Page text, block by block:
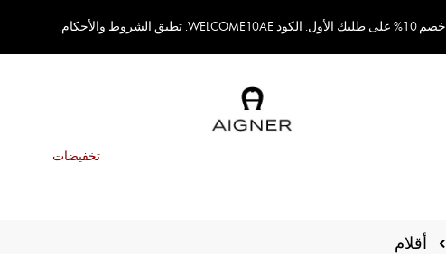
خصم 10% على طلبك الأول. الكود WELCOME10AE. تطبق الشروط والأحكام.
أقلام